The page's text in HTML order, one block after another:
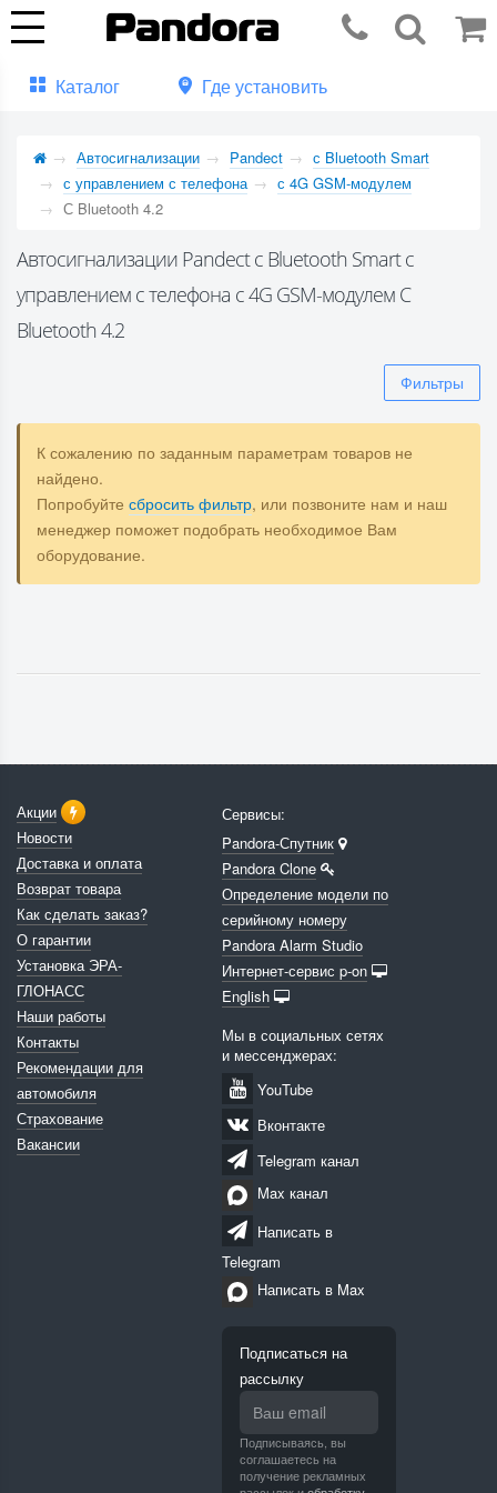
Каталог Где установить
Автосигнализации Pandect
с Bluetooth Smart
с управлением с телефона
с 4G GSM-модулем
С Bluetooth 4.2
Автосигнализации Pandect с Bluetooth Smart с
управлением с телефона с 4G GSM-модулем С
Bluetooth 4.2
Фильтры
К сожалению по заданным параметрам товаров не
найдено.
Попробуйте сбросить фильтр, или позвоните нам и наш
менеджер поможет подобрать необходимое Вам
оборудование.
Акции
Новости
Доставка и оплата
Возврат товара
Как сделать заказ?
О гарантии
Установка ЭРА-
ГЛОНАСС
Наши работы
Контакты
Рекомендации для
автомобиля
Страхование
Вакансии
Сервисы:
Pandora-Спутник
Pandora Clone
Определение модели по
серийному номеру
Pandora Alarm Studio
Интернет-сервис p-on
English
Мы в социальных сетях
и мессенджерах:
YouTube
Вконтакте
Telegram канал
Max канал
Написать в
Telegram
Написать в Max
Подписаться на
рассылку
Подписываясь, вы
соглашаетесь на
получение рекламных